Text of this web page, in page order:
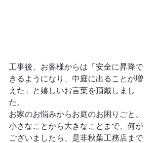
工事後、お客様からは「安全に昇降で
きるようになり、中庭に出ることが増
えた」と嬉しいお言葉を頂戴しまし
た。
お家のお悩みからお庭のお困りごと、
小さなことから大きなことまで、何が
ございましたら、是非秋葉工務店まで